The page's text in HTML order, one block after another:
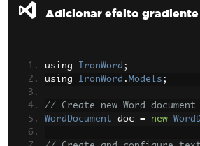
Adicionar efeito gradiente
using IronWord ;
using IronWord . Models ;
// Create new Word document
WordDocument doc = new